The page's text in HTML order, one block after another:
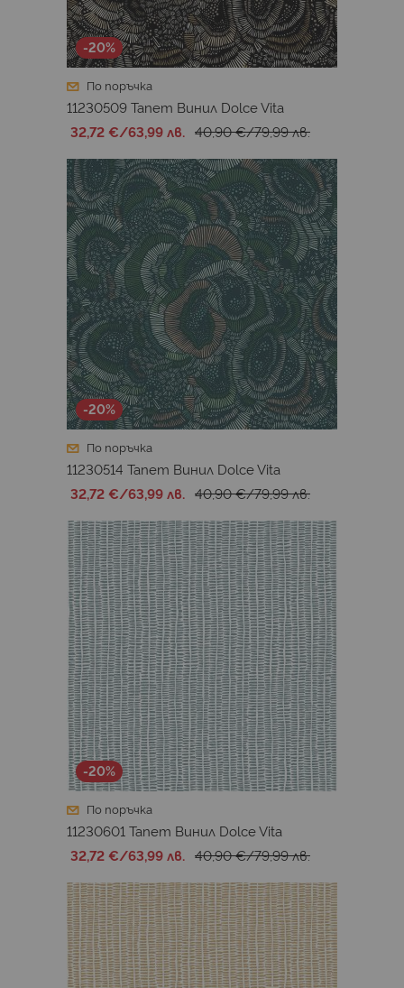
-20%
По поръчка
11230509 Тапет Винил Dolce Vita
32,72 €/63,99 лв. 40,90 €/79,99 лв.
-20%
По поръчка
11230514 Тапет Винил Dolce Vita
32,72 €/63,99 лв. 40,90 €/79,99 лв.
-20%
По поръчка
11230601 Тапет Винил Dolce Vita
32,72 €/63,99 лв. 40,90 €/79,99 лв.